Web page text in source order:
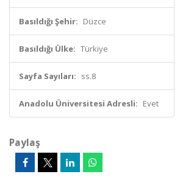
Basıldığı Şehir: Düzce
Basıldığı Ülke: Türkiye
Sayfa Sayıları: ss.8
Anadolu Üniversitesi Adresli: Evet
Paylaş